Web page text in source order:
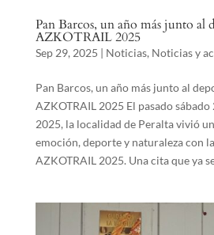
Pan Barcos, un año más junto al
AZKOTRAIL 2025
Sep 29, 2025 | Noticias, Noticias y
Pan Barcos, un año más junto al
AZKOTRAIL 2025 El pasado
2025, la localidad de Peralta vivió
emoción, deporte y naturaleza con
AZKOTRAIL 2025. Una cita que ya